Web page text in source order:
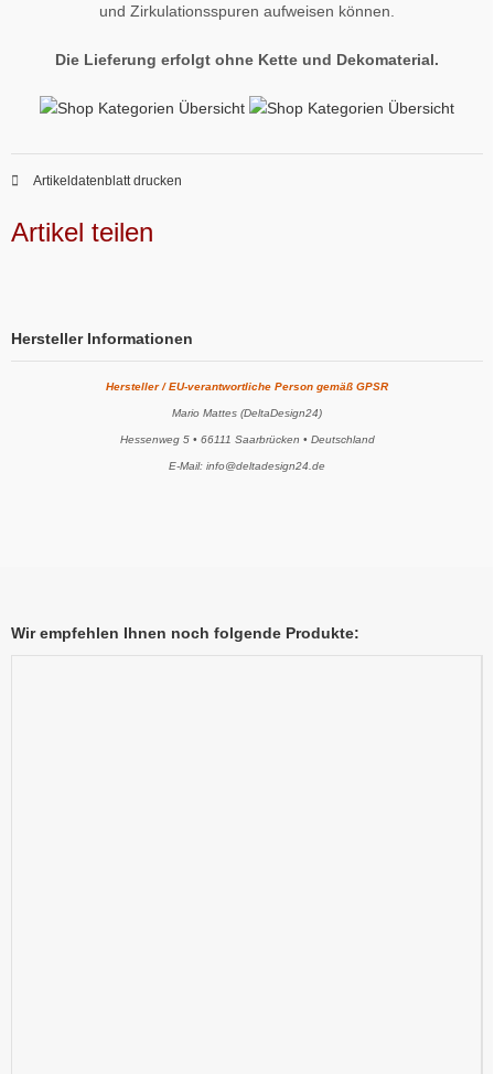
und Zirkulationsspuren aufweisen können.
Die Lieferung erfolgt ohne Kette und Dekomaterial.
Artikeldatenblatt drucken
Artikel teilen
Hersteller Informationen
Hersteller / EU-verantwortliche Person gemäß GPSR
Mario Mattes (DeltaDesign24)
Hessenweg 5 • 66111 Saarbrücken • Deutschland
E-Mail: info@deltadesign24.de
Wir empfehlen Ihnen noch folgende Produkte: